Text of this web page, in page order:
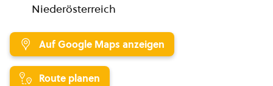
Niederösterreich
Auf Google Maps anzeigen
Route planen